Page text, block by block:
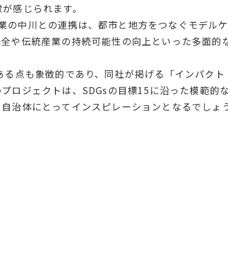
感じられます。
中川との連携は、都市と地方をつなぐモデル
や伝統産業の持続可能性の向上といった多面的
点も象徴的であり、同社が掲げる「インパクト
ロジェクトは、SDGsの目標15に沿った模範的
治体にとってインスピレーションとなるでしょう